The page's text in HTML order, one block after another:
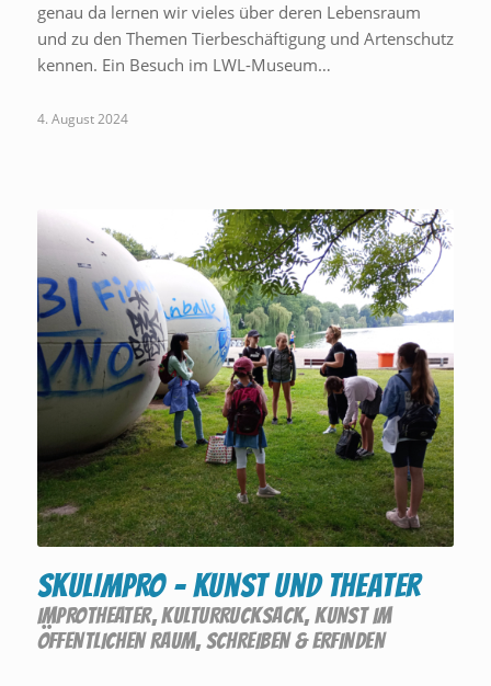
genau da lernen wir vieles über deren Lebensraum
und zu den Themen Tierbeschäftigung und Artenschutz
kennen. Ein Besuch im LWL-Museum…
4. August 2024
SKULIMPRO – Kunst und Theater
IMPROTHEATER,KULTURRUCKSACK,KUNST IM
ÖFFENTLICHEN RAUM, SCHREIBEN & ERFINDEN